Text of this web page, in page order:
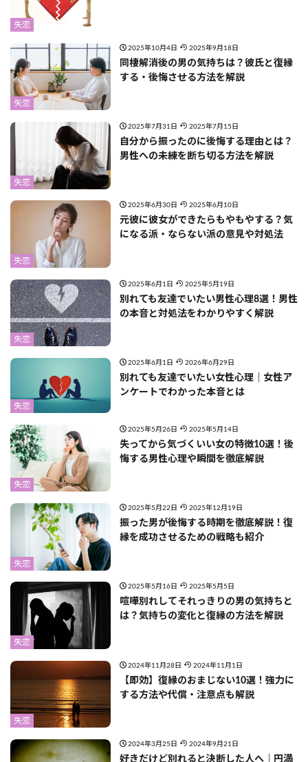
失恋
失恋
2025年10月4日 2025年9月18日
同棲解消後の男の気持ちは？彼氏と復縁
する・後悔させる方法を解説
失恋
2025年7月31日 2025年7月15日
自分から振ったのに後悔する理由とは？
男性への未練を断ち切る方法を解説
失恋
2025年6月30日 2025年6月10日
元彼に彼女ができたらもやもやする？気
になる派・ならない派の意見や対処法
失恋
2025年6月1日 2025年5月19日
別れても友達でいたい男性心理8選！男性
の本音と対処法をわかりやすく解説
失恋
2025年6月1日 2026年6月29日
別れても友達でいたい女性心理｜女性ア
ンケートでわかった本音とは
失恋
2025年5月26日 2025年5月14日
失ってから気づくいい女の特徴10選！後
悔する男性心理や瞬間を徹底解説
失恋
2025年5月22日 2025年12月19日
振った男が後悔する時期を徹底解説！復
縁を成功させるための戦略も紹介
失恋
2025年5月16日 2025年5月5日
喧嘩別れしてそれっきりの男の気持ちと
は？気持ちの変化と復縁の方法を解説
失恋
2024年11月28日 2024年11月1日
【即効】復縁のおまじない10選！強力に
する方法や代償・注意点も解説
2024年3月25日 2024年9月21日
好きだけど別れると決断した人へ｜円満